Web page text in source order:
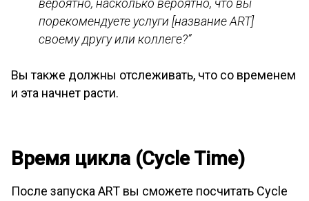
вероятно, насколько вероятно, что вы
порекомендуете услуги [название ART]
своему другу или коллеге?”
Вы также должны отслеживать, что со временем
и эта начнет расти.
Время цикла (Cycle Time)
После запуска ART вы сможете посчитать Cycle